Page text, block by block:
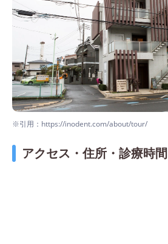
※引用：https://inodent.com/about/tour/
アクセス・住所・診療時間